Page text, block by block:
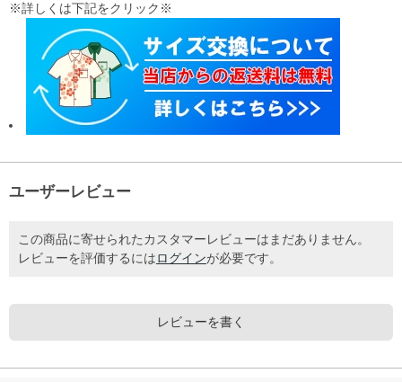
※詳しくは下記をクリック※
ユーザーレビュー
この商品に寄せられたカスタマーレビューはまだありません。
レビューを評価するには ログインが必要です。
レビューを書く